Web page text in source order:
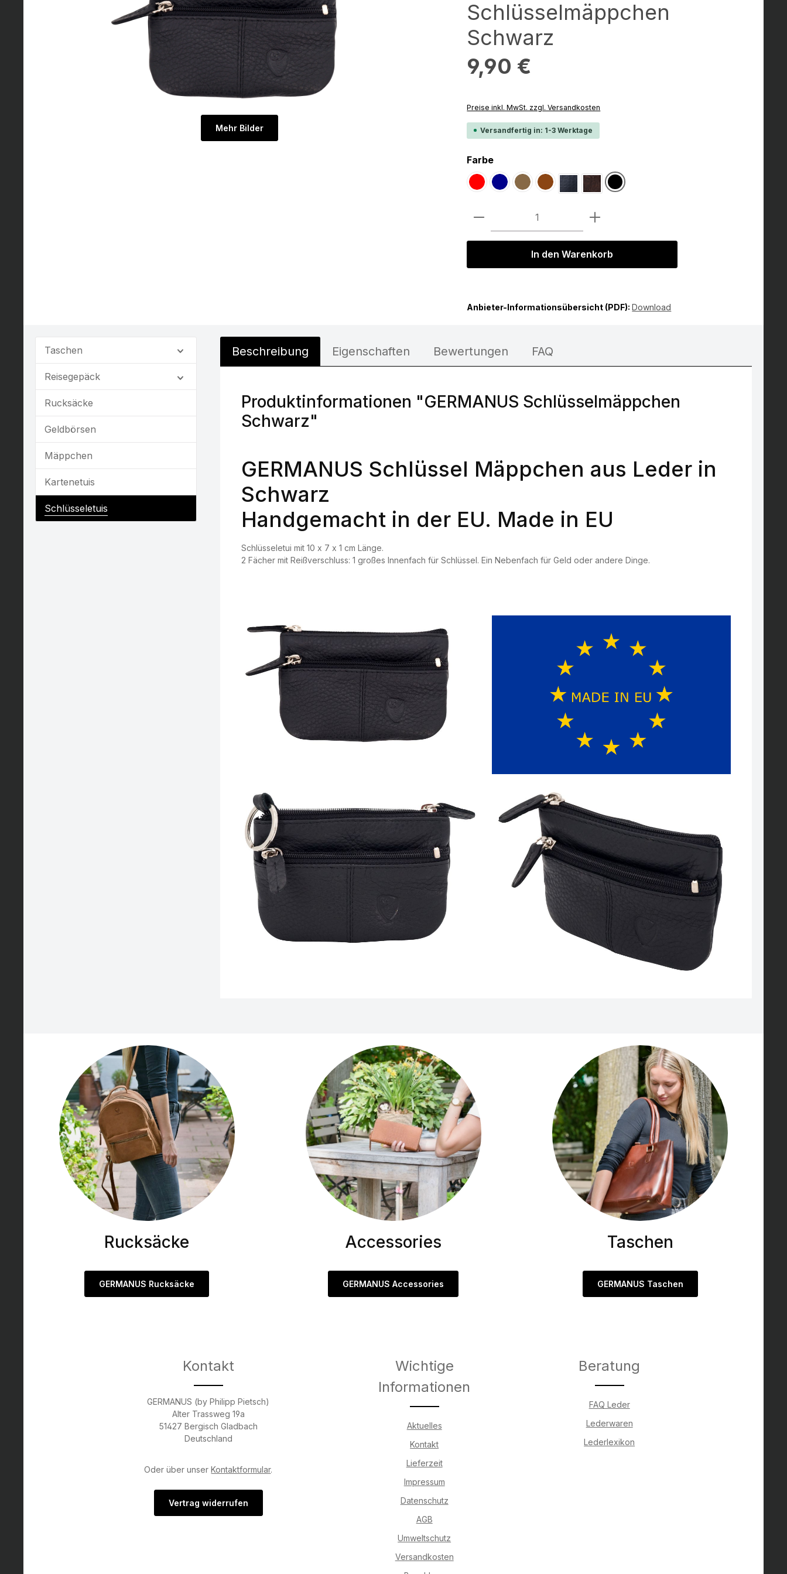
Mehr Bilder
Schlüsselmäppchen
Schwarz
9,90 €
Preise inkl. MwSt. zzgl. Versandkosten
Versandfertig in: 1-3 Werktage
Farbeauswählen
Rot Dunkel Blau
WildbraunDunkelbraunSchwarz Croco
Dunkelbraun Croco
Schwarz
Produkt Anzahl: Gib den gewünschten Wert
In den Warenkorb
Anbieter-Informationsübersicht (PDF):Download
Taschen
Reisegepäck
Rucksäcke
Geldbörsen
Mäppchen
Kartenetuis
Schlüsseletuis
Beschreibung Eigenschaften Bewertungen FAQ
Produktinformationen "GERMANUS Schlüsselmäppchen
Schwarz"
GERMANUS Schlüssel Mäppchen aus Leder in
Schwarz
Handgemacht in der EU. Made in EU
Schlüsseletui mit 10 x 7 x 1 cm Länge.
2 Fächer mit Reißverschluss: 1 großes Innenfach für Schlüssel. Ein Nebenfach für Geld oder andere Dinge.
Rucksäcke
GERMANUS Rucksäcke
Accessories
GERMANUS Accessories
Taschen
GERMANUS Taschen
Kontakt
GERMANUS (by Philipp Pietsch)
Alter Trassweg 19a
51427 Bergisch Gladbach
Deutschland
Oder über unserKontaktformular.
Vertrag widerrufen
Wichtige
Informationen
Aktuelles
Kontakt
Lieferzeit
Impressum
Datenschutz
AGB
Umweltschutz
Versandkosten
Beratung
FAQ Leder
Lederwaren
Lederlexikon